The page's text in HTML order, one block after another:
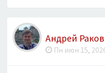
Андрей Раков
Пн июн 15,